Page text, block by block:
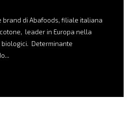
brand di Abafoods, filiale italiana
leader in Europa nella
Determinante